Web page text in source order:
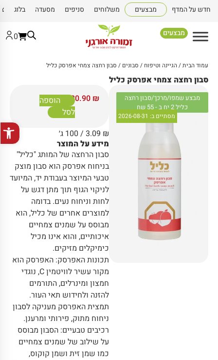
פתח
חדש על המדף מבצעים משלוחים סניפים מסעדה בלוג
מבצעים 0
עמוד הבית/הגיינה וטיפוח / סבונים / סבון רחצה צמחי אפרסק כליל
סבון רחצה צמחי אפרסק כליל
מבצע שמפו/מרכך/סבון רחצה
כליל 2 יח ב - 55 שח
מסתיים ב: 2026-08-31
30.90 ₪
הוספה
לסל
3.09 ₪
/ 100 ג׳
מידע על המוצר
סבון הרחצה של המותג "כליל"
בניחוח אפרסק הוא סבון מוצק
טבעי המיוצר בעבודת יד, המיועד
לניקוי הגוף תוך מתן דגש על
לחות וניחוח נעים. בדומה
למוצרים אחרים של כליל, הוא
מבוסס על שמנים צמחיים
איכותיים, והוא אינו מכיל
כימיקלים מזיקים.
תכונות האפרסק: האפרסק הוא
מקור עשיר לוויטמין C, נוגדי
חמצון ומינרלים, התורמים
להזנה ולחידוש תאי העור.
תמצית האפרסק מעניקה לסבון
ניחוח מתוק, פירותי ומרענן.
רכיבים טבעיים: הסבון מבוסס
על שילוב של שמנים צמחיים
כמו שמן זית ושמן קוקוס,